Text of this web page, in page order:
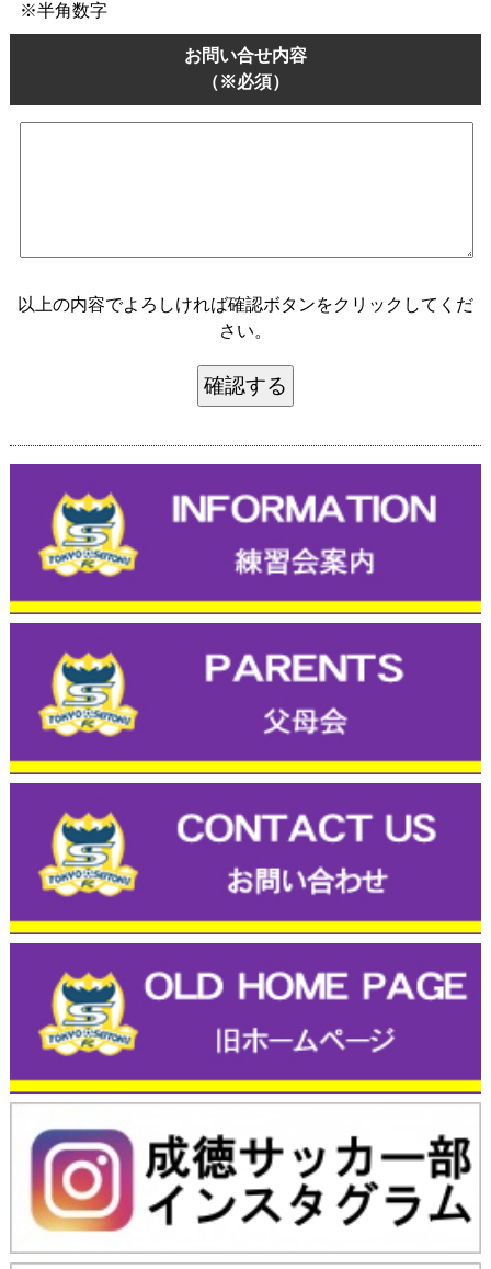
※半角数字
お問い合せ内容
（※必須）
以上の内容でよろしければ確認ボタンをクリックしてくだ
さい。